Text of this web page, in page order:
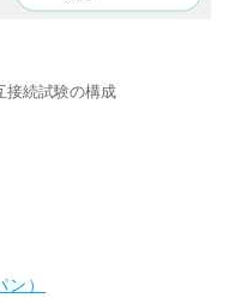
接続試験の構成
）